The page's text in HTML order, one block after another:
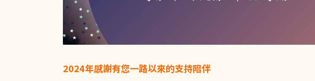
2024年感謝有您一路以來的支持陪伴